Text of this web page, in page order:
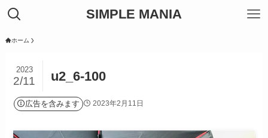
SIMPLE MANIA
ホーム
u2_6-100
2023
2/11
広告を含みます 2023年2月11日